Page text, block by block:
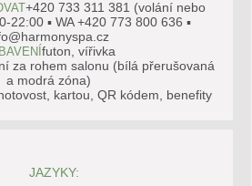
+420 733 311 381 (volání nebo
22:00 ▪ WA +420 773 800 636 ▪
futon, vířivka
za rohem salonu (bílá přerušovaná
a modrá zóna)
kartou, QR kódem, benefity
JAZYKY: